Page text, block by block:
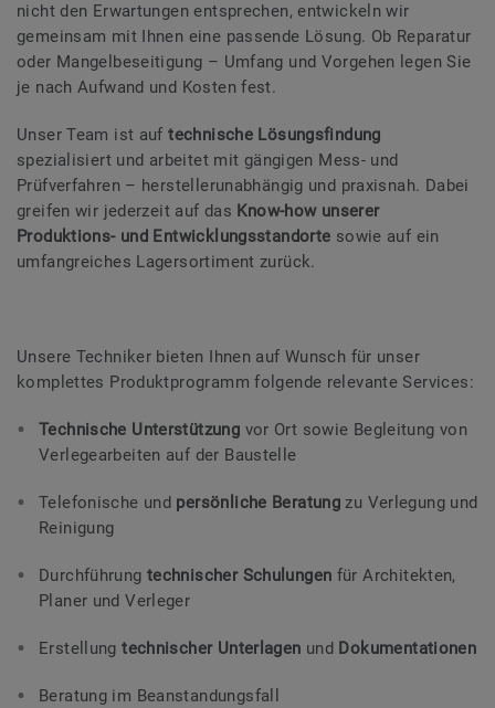
nicht den Erwartungen entsprechen, entwickeln wir
gemeinsam mit Ihnen eine passende Lösung. Ob Reparatur
oder Mangelbeseitigung – Umfang und Vorgehen legen Sie
je nach Aufwand und Kosten fest.
Unser Team ist auftechnische Lösungsfindung
spezialisiert und arbeitet mit gängigen Mess- und
Prüfverfahren – herstellerunabhängig und praxisnah. Dabei
greifen wir jederzeit auf das Know-how unserer
Produktions- und Entwicklungsstandorte sowie auf ein
umfangreiches Lagersortiment zurück.
Unsere Techniker bieten Ihnen auf Wunsch für unser
komplettes Produktprogramm folgende relevante Services:
Technische Unterstützung vor Ort sowie Begleitung von
Verlegearbeiten auf der Baustelle
Telefonische und persönliche Beratungzu Verlegung und
Reinigung
Durchführung technischer Schulungen für Architekten,
Planer und Verleger
Erstellungtechnischer Unterlagen und Dokumentationen
Beratung im Beanstandungsfall